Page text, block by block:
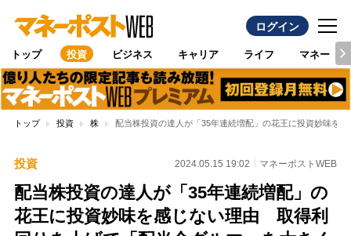
ログイン
トップ 投資 ビジネス キャリア ライフ マネー
トップ 投資 株 配当株投資の達人が「35年連続増配」の花王に投資妙味を
投資 2024.05.15 19:02 マネーポストWEB
配当株投資の達人が「35年連続増配」の
花王に投資妙味を感じない理由 取得利